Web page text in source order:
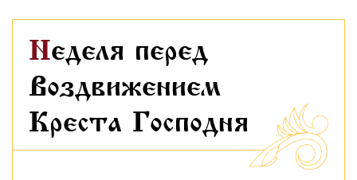
Неделя перед
Воздвижением
Креста Господня